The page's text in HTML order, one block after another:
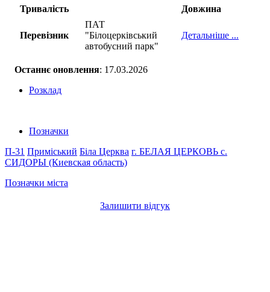
Тривалість
Довжина
Перевізник
ПАТ
"Білоцерківський
автобусний парк"
Детальніше ...
Останнє оновлення: 17.03.2026
Розклад
Позначки
П-31 Приміський Біла Церква г. БЕЛАЯ ЦЕРКОВЬ с.
СИДОРЫ (Киевская область)
Позначки міста
Залишити відгук